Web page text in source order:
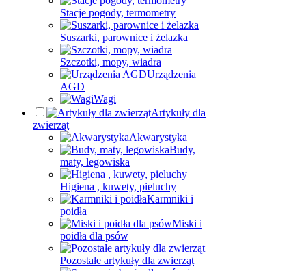
Stacje pogody, termometry
Suszarki, parownice i żelazka
Szczotki, mopy, wiadra
Urządzenia
AGD
Wagi
Artykuły dla
zwierząt
Akwarystyka
Budy,
maty, legowiska
Higiena , kuwety, pieluchy
Karmniki i
poidła
Miski i
poidła dla psów
Pozostałe artykuły dla zwierząt